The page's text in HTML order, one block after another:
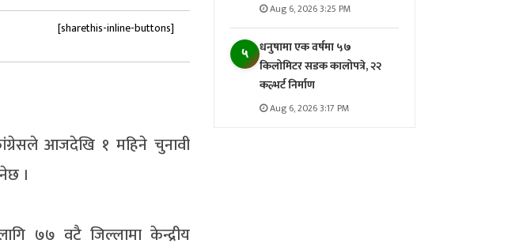
[sharethis-inline-buttons]
आजदेखि १ महिने चुनावी
।
७७ वटै जिल्लामा केन्द्रीय
Aug 6, 2026 3:25 PM
५
धनुषामा एक वर्षमा ५७
किलोमिटर सडक कालोपत्रे, २२
कल्भर्ट निर्माण
Aug 6, 2026 3:17 PM